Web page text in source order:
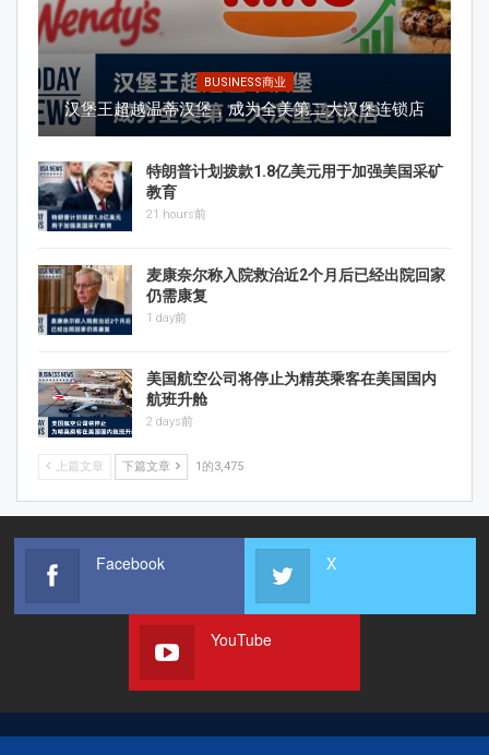
BUSINESS商业
汉堡王超越温蒂汉堡，成为全美第二大汉堡连锁店
特朗普计划拨款1.8亿美元用于加强美国采矿
教育
21 hours前
麦康奈尔称入院救治近2个月后已经出院回家
仍需康复
1 day前
美国航空公司将停止为精英乘客在美国国内
航班升舱
2 days前
上篇文章 下篇文章 1的3,475
Facebook X
YouTube